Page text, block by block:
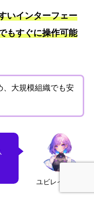
いインターフェー
もすぐに操作可能
、大規模組織でも安
ユビレイ・アエ
公式LINE登録